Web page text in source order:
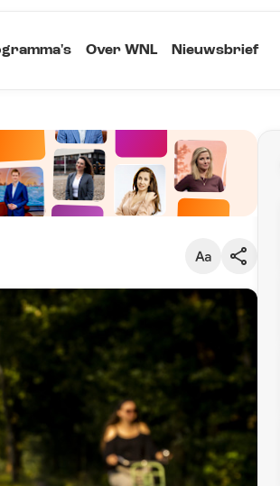
Over WNL Nieuwsbrief